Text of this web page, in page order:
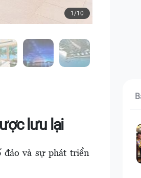
1/10
lưu lại
và sự phát triển